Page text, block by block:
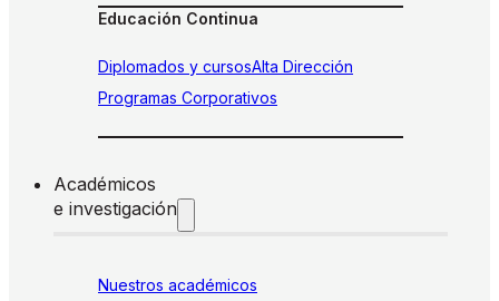
Educación Continua
Diplomados y cursosAlta Dirección
Programas Corporativos
Académicos
e investigación
Nuestros académicos